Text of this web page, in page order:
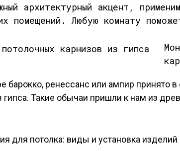
архитектурный акцент,
помещений. Любую комнату
барокко, ренессанс или ампир принято
гипса. Такие обычаи пришли к нам из